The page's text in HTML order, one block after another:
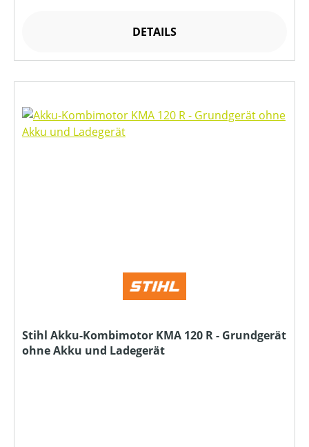
DETAILS
Stihl Akku-Kombimotor KMA 120 R - Grundgerät
ohne Akku und Ladegerät